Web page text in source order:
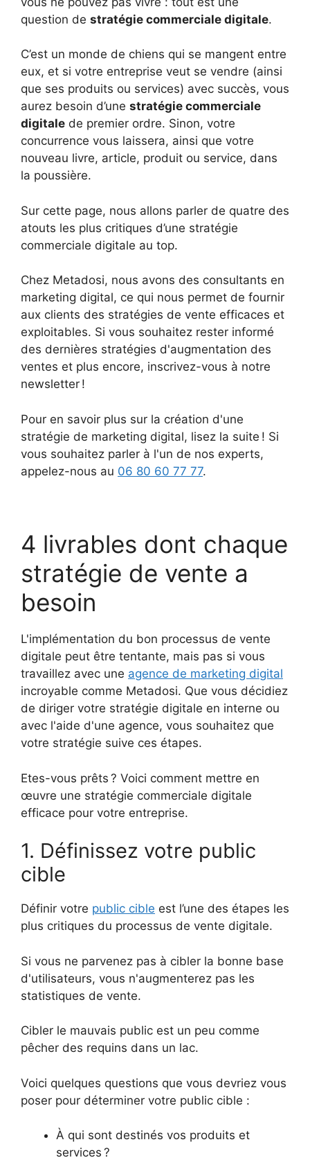
question de stratégie commerciale digitale.
C’est un monde de chiens qui se mangent entre
eux, et si votre entreprise veut se vendre (ainsi
que ses produits ou services) avec succès, vous
aurez besoin d’une stratégie commerciale
digitale de premier ordre. Sinon, votre
concurrence vous laissera, ainsi que votre
nouveau livre, article, produit ou service, dans
la poussière.
Sur cette page, nous allons parler de quatre des
atouts les plus critiques d’une stratégie
commerciale digitale au top.
Chez Metadosi, nous avons des consultants en
marketing digital, ce qui nous permet de fournir
aux clients des stratégies de vente efficaces et
exploitables. Si vous souhaitez rester informé
des dernières stratégies d'augmentation des
ventes et plus encore, inscrivez-vous à notre
newsletter !
Pour en savoir plus sur la création d'une
stratégie de marketing digital, lisez la suite ! Si
vous souhaitez parler à l'un de nos experts,
appelez-nous au 06 80 60 77 77.
4 livrables dont chaque
stratégie de vente a
besoin
L'implémentation du bon processus de vente
digitale peut être tentante, mais pas si vous
travaillez avec une agence de marketing digital
incroyable comme Metadosi. Que vous décidiez
de diriger votre stratégie digitale en interne ou
avec l'aide d'une agence, vous souhaitez que
votre stratégie suive ces étapes.
Etes-vous prêts ? Voici comment mettre en
œuvre une stratégie commerciale digitale
efficace pour votre entreprise.
1. Définissez votre public
cible
Définir votre public cible est l’une des étapes les
plus critiques du processus de vente digitale.
Si vous ne parvenez pas à cibler la bonne base
d'utilisateurs, vous n'augmenterez pas les
statistiques de vente.
Cibler le mauvais public est un peu comme
pêcher des requins dans un lac.
Voici quelques questions que vous devriez vous
poser pour déterminer votre public cible :
À qui sont destinés vos produits et
services ?